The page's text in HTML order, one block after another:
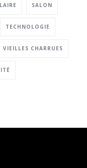
SALON
TECHNOLOGIE
VIEILLES CHARRUES